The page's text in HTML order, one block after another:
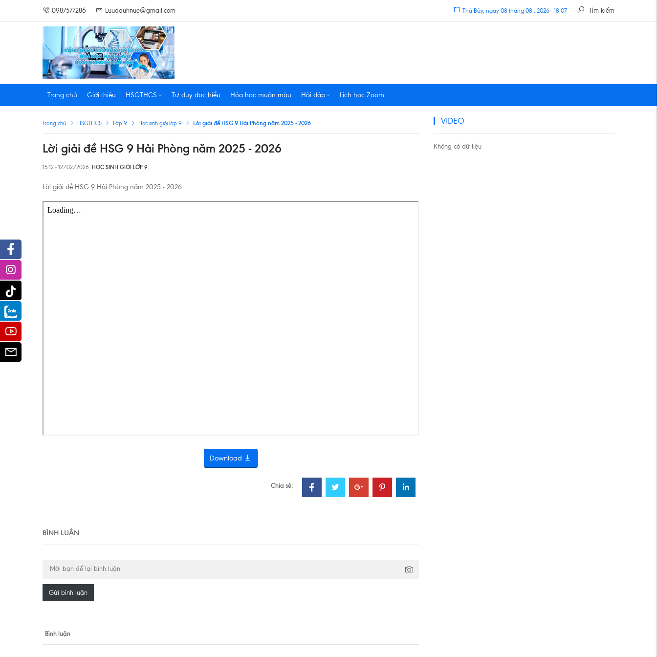
0987577286 Luudauhnue@gmail.com Tìm kiếm
Thứ Bảy, ngày 08 tháng 08 , 2026 - 18:07
Trang chủ Giới thiệu HSGTHCS Tư duy đọc hiểu Hóa học muôn màu Hỏi đáp Lịch học Zoom
Trang chủ HSGTHCS Lớp 9 Học sinh giỏi lớp 9 Lời giải đề HSG 9 Hải Phòng năm 2025 - 2026
Lời giải đề HSG 9 Hải Phòng năm 2025 - 2026
15:12 - 12/02/2026 HỌC SINH GIỎI LỚP 9
Lời giải đề HSG 9 Hải Phòng năm 2025 - 2026
Download
Chia sẻ:
BÌNH LUẬN
Gửi bình luận
Bình luận
VIDEO
Không có dữ liệu